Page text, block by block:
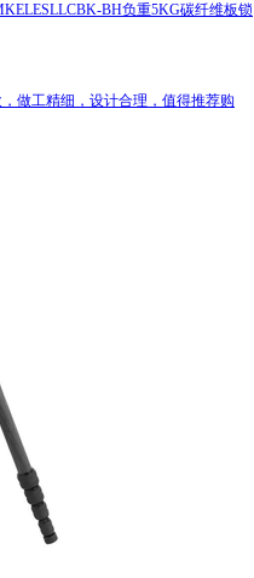
BH负重5KG碳纤维板锁
做工精细，设计合理，值得推荐购